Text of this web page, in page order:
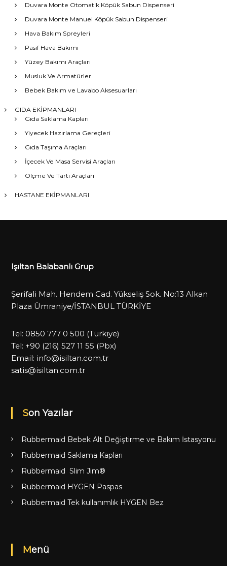
Duvara Monte Otomatik Köpük Sabun Dispenseri
Duvara Monte Manuel Köpük Sabun Dispenseri
Hava Bakım Spreyleri
Pasif Hava Bakımı
Yüzey Bakımı Araçları
Musluk Ve Armatürler
Bebek Bakım ve Lavabo Aksesuarları
GIDA EKİPMANLARI
Gıda Saklama Kapları
Yiyecek Hazırlama Gereçleri
Gıda Taşıma Araçları
İçecek Ve Masa Servisi Araçları
Ölçme Ve Tartı Araçları
HASTANE EKİPMANLARI
Işıltan Balabanlı Grup
Şerifali Mah. Hendem Cad. Yükseliş Sok. No:13 Alkan
Plaza Ümraniye/İSTANBUL TÜRKİYE
Tel: 0850 777 0 500 (Türkiye)
Tel: +90 (216) 527 11 55 (Pbx)
Email: info@isiltan.com.tr
satis@isiltan.com.tr
Son Yazılar
Rubbermaid Bebek Alt Değiştirme ve Bakım İstasyonu
Rubbermaid Saklama Kapları
Rubbermaid Slim Jim®
Rubbermaid HYGEN Paspas
Rubbermaid Tek kullanımlık HYGEN Bez
Menü